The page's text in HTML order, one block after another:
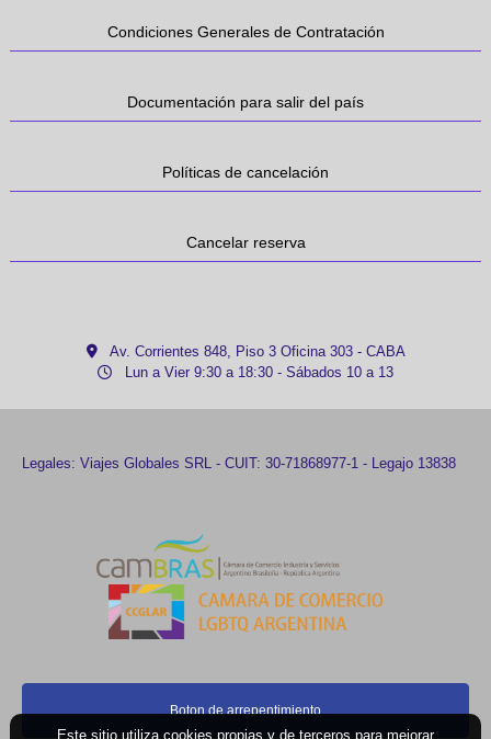
Condiciones Generales de Contratación
Documentación para salir del país
Políticas de cancelación
Cancelar reserva
Av. Corrientes 848, Piso 3 Oficina 303 - CABA
Lun a Vier 9:30 a 18:30 - Sábados 10 a 13
Legales: Viajes Globales SRL - CUIT: 30-71868977-1 - Legajo 13838
Boton de arrepentimiento
Este sitio utiliza cookies propias y de terceros para mejorar